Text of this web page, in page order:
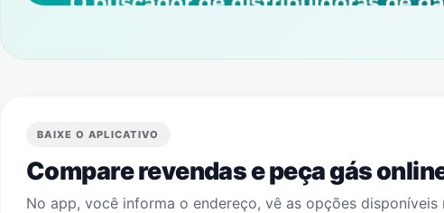
BAIXE O APLICATIVO
Compare revendas e peça gás
No app, você informa o endereço, vê as opções